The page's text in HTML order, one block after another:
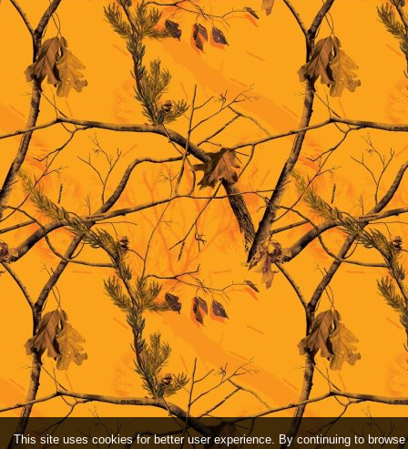
This site uses cookies for better user experience. By continuing to